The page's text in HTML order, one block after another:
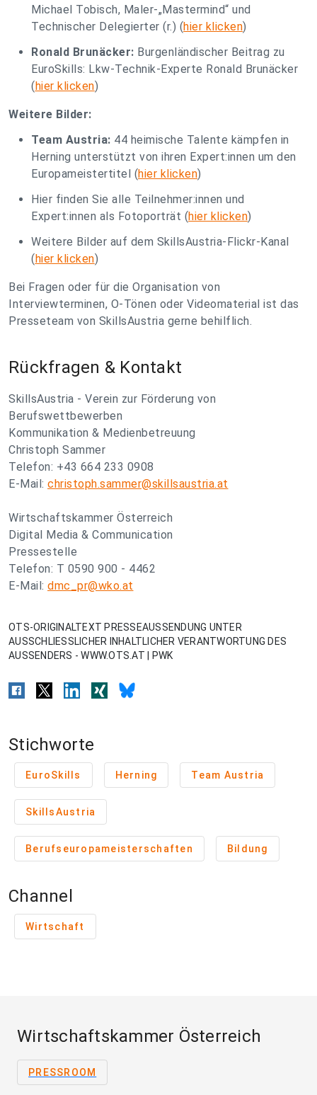
Michael Tobisch, Maler-„Mastermind“ und
Technischer Delegierter (r.) (hier klicken)
Ronald Brunäcker: Burgenländischer Beitrag zu
EuroSkills: Lkw-Technik-Experte Ronald Brunäcker
(hier klicken)
Weitere Bilder:
Team Austria: 44 heimische Talente kämpfen in
Herning unterstützt von ihren Expert:innen um den
Europameistertitel (hier klicken)
Hier finden Sie alle Teilnehmer:innen und
Expert:innen als Fotoporträt (hier klicken)
Weitere Bilder auf dem SkillsAustria-Flickr-Kanal
(hier klicken)
Bei Fragen oder für die Organisation von
Interviewterminen, O-Tönen oder Videomaterial ist das
Presseteam von SkillsAustria gerne behilflich.
Rückfragen & Kontakt
SkillsAustria - Verein zur Förderung von
Berufswettbewerben
Kommunikation & Medienbetreuung
Christoph Sammer
Telefon: +43 664 233 0908
E-Mail: christoph.sammer@skillsaustria.at
Wirtschaftskammer Österreich
Digital Media & Communication
Pressestelle
Telefon: T 0590 900 - 4462
E-Mail: dmc_pr@wko.at
OTS-ORIGINALTEXT PRESSEAUSSENDUNG UNTER
AUSSCHLIESSLICHER INHALTLICHER VERANTWORTUNG DES
AUSSENDERS - WWW.OTS.AT | PWK
Stichworte
EuroSkills Herning Team Austria
SkillsAustria
Berufseuropameisterschaften Bildung
Channel
Wirtschaft
Wirtschaftskammer Österreich
PRESSROOM